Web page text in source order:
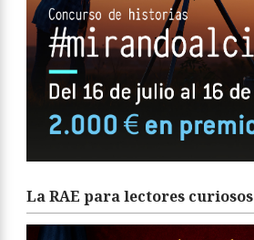
La RAE para lectores curiosos